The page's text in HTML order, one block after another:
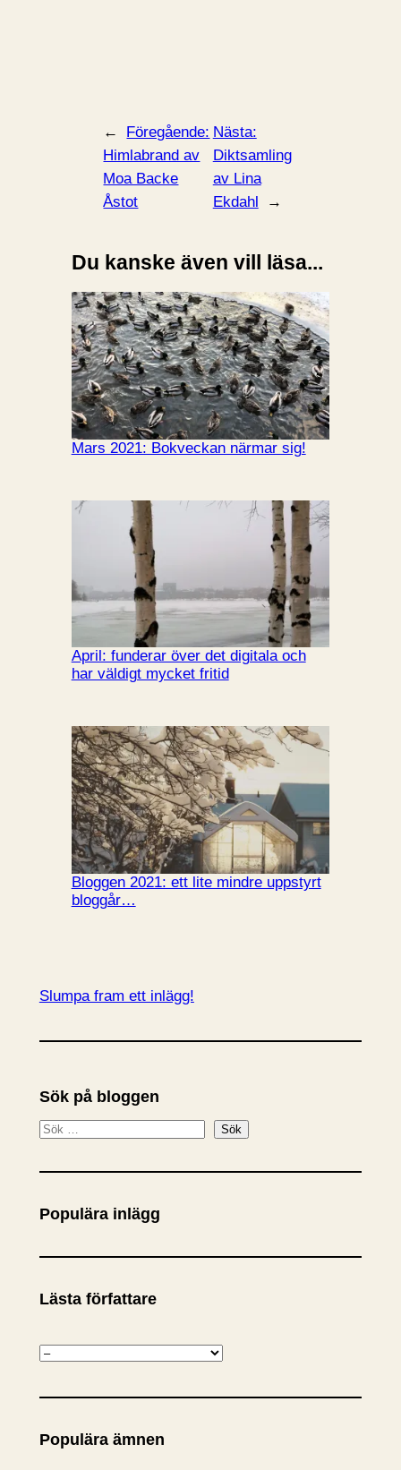
←
Föregående:
Himlabrand av
Moa Backe
Åstot
Nästa:
Diktsamling
av Lina
Ekdahl
→
Du kanske även vill läsa...
Mars 2021: Bokveckan närmar sig!
April: funderar över det digitala och
har väldigt mycket fritid
Bloggen 2021: ett lite mindre uppstyrt
bloggår…
Slumpa fram ett inlägg!
Sök på bloggen
S
k
Sök
Populära inlägg
Lästa författare
K
t
g
Populära ämnen